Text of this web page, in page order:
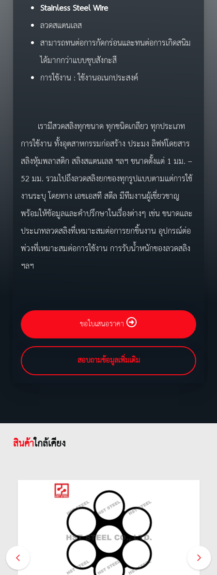
StainlessSteel Wire
ลวดสแตนเลส
สามารถทนต่อการกัดกร่อนและทนต่อการเกิดสนิม
ได้มากกว่าแบบชุบสังกะสี
การใช้งาน : ใช้งานอเนกประสงค์
เรามีสวดสลิงทุกขนาด ทุกชนิดเกลียว ทุกประเภท
การใช้งาน ทั้งอุตสาหกรรมก่อสร้าง ประมง ลิฟท์โดยสาร
สลิงหุ้มพลาสติก สลิงสแตนเลส ฯลฯ ขนาดตั้งแต่ 1 มม. –
52 มม. รวมไปถึงลวดสลิงยกของทุกรูปแบบตามแต่การใช้
งานระบุ โดยทาง เอชเอสที สตีล มีทีมงานผู้เชี่ยวชาญ
พร้อมให้ข้อมูลและคำปรึกษาในเรื่องต่างๆ เช่น ขนาดและ
ประเภทลวดสลิงที่เหมาะสมต่อการยกชิ้นงาน อุปกรณ์ต่อ
พ่วงที่เหมาะสมต่อการใช้งาน การรับน้ำหนักของลวดสลิง
ฯลฯ
ขอใบเสนอราคา
สอบถามข้อมูลเพิ่มเติม
สินค้าใกล้เคียง